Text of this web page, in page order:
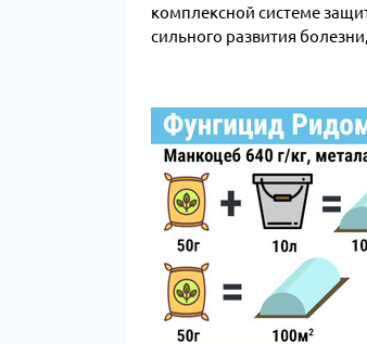
комплексной системе
сильного развития